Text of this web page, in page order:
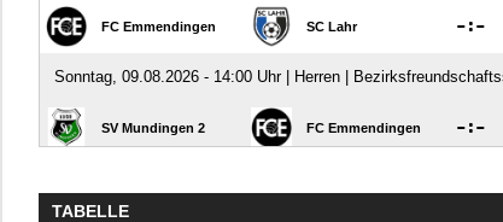
TABELLE